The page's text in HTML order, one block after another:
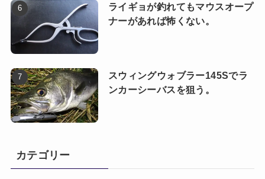
ライギョが釣れてもマウスオープ
ナーがあれば怖くない。
スウィングウォブラー145Sでラ
ンカーシーバスを狙う。
カテゴリー